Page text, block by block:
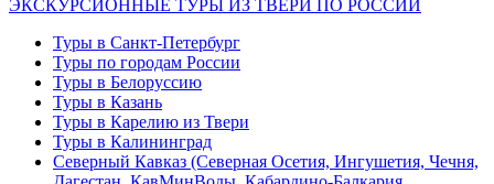
ЭКСКУРСИОННЫЕ ТУРЫ ИЗ ТВЕРИ ПО РОССИИ
Туры в Санкт-Петербург
Туры по городам России
Туры в Белоруссию
Туры в Казань
Туры в Карелию из Твери
Туры в Калининград
Северный Кавказ (Северная Осетия, Ингушетия, Чечня,